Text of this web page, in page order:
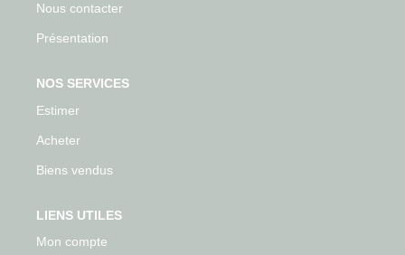
Nous contacter
Présentation
NOS SERVICES
Estimer
Acheter
Biens vendus
LIENS UTILES
Mon compte